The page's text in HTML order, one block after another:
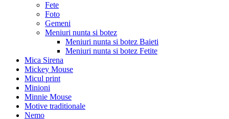
Fete
Foto
Gemeni
Meniuri nunta si botez
Meniuri nunta si botez Baieti
Meniuri nunta si botez Fetite
Mica Sirena
Mickey Mouse
Micul print
Minioni
Minnie Mouse
Motive traditionale
Nemo